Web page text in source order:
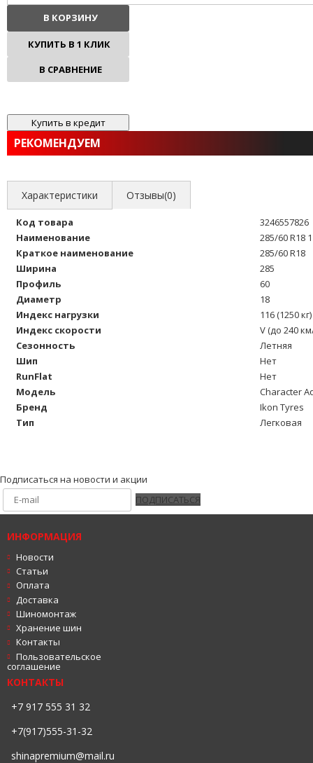
В КОРЗИНУ
КУПИТЬ В 1 КЛИК
В СРАВНЕНИЕ
РЕКОМЕНДУЕМ
Характеристики Отзывы(0)
Код товара
3246557826
Наименование
285/60 R18
Краткое наименование
285/60 R18
Ширина
285
Профиль
60
Диаметр
18
Индекс нагрузки
116 (1250 кг)
Индекс скорости
V (до 240
Сезонность
Летняя
Шип
Нет
RunFlat
Нет
Модель
Character
Бренд
Ikon Tyres
Тип
Легковая
Подписаться на новости и акции
ПОДПИСАТЬСЯ
ИНФОРМАЦИЯ
Новости
Статьи
Оплата
Доставка
Шиномонтаж
Хранение шин
Контакты
Пользовательское
соглашение
КОНТАКТЫ
+7 917 555 31 32
+7(917)555-31-32
shinapremium@mail.ru